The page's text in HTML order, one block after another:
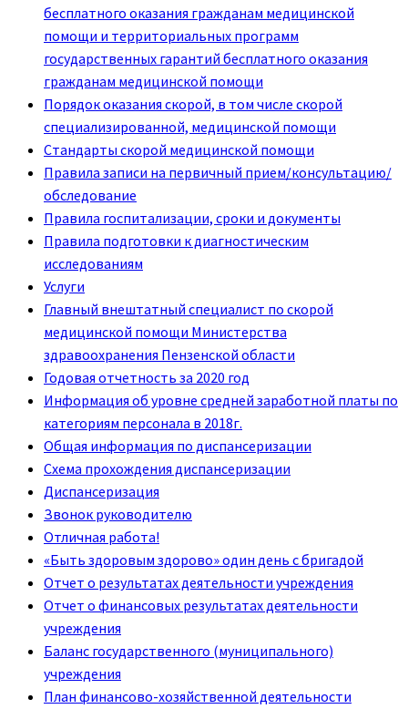
бесплатного оказания гражданам медицинской
помощи и территориальных программ
государственных гарантий бесплатного оказания
гражданам медицинской помощи
Порядок оказания скорой, в том числе скорой
специализированной, медицинской помощи
Стандарты скорой медицинской помощи
Правила записи на первичный прием/консультацию/
обследование
Правила госпитализации, сроки и документы
Правила подготовки к диагностическим
исследованиям
Услуги
Главный внештатный специалист по скорой
медицинской помощи Министерства
здравоохранения Пензенской области
Годовая отчетность за 2020 год
Информация об уровне средней заработной платы по
категориям персонала в 2018г.
Общая информация по диспансеризации
Схема прохождения диспансеризации
Диспансеризация
Звонок руководителю
Отличная работа!
«Быть здоровым здорово» один день с бригадой
Отчет о результатах деятельности учреждения
Отчет о финансовых результатах деятельности
учреждения
Баланс государственного (муниципального)
учреждения
План финансово-хозяйственной деятельности